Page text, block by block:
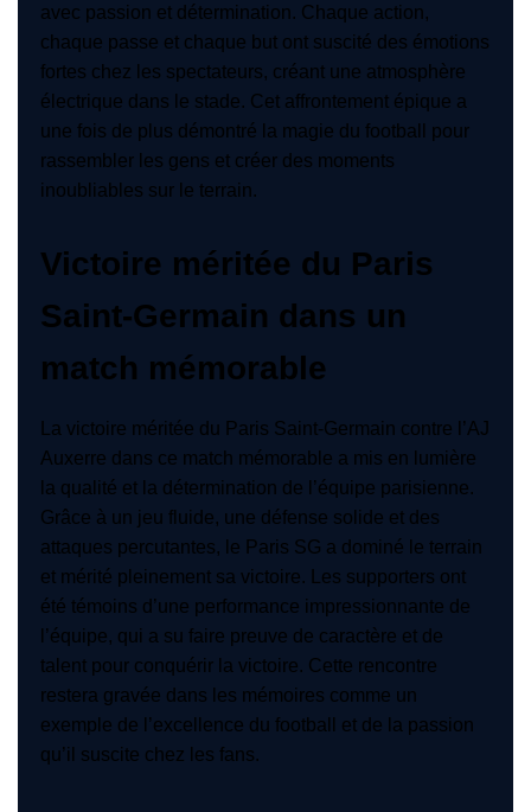
avec passion et détermination. Chaque action,
chaque passe et chaque but ont suscité des émotions
fortes chez les spectateurs, créant une atmosphère
électrique dans le stade. Cet affrontement épique a
une fois de plus démontré la magie du football pour
rassembler les gens et créer des moments
inoubliables sur le terrain.
Victoire méritée du Paris
Saint-Germain dans un
match mémorable
La victoire méritée du Paris Saint-Germain contre l’AJ
Auxerre dans ce match mémorable a mis en lumière
la qualité et la détermination de l’équipe parisienne.
Grâce à un jeu fluide, une défense solide et des
attaques percutantes, le Paris SG a dominé le terrain
et mérité pleinement sa victoire. Les supporters ont
été témoins d’une performance impressionnante de
l’équipe, qui a su faire preuve de caractère et de
talent pour conquérir la victoire. Cette rencontre
restera gravée dans les mémoires comme un
exemple de l’excellence du football et de la passion
qu’il suscite chez les fans.